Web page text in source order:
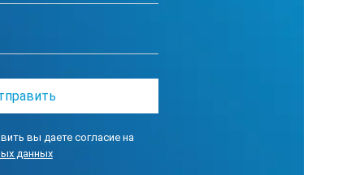
вы даете согласие на
данных